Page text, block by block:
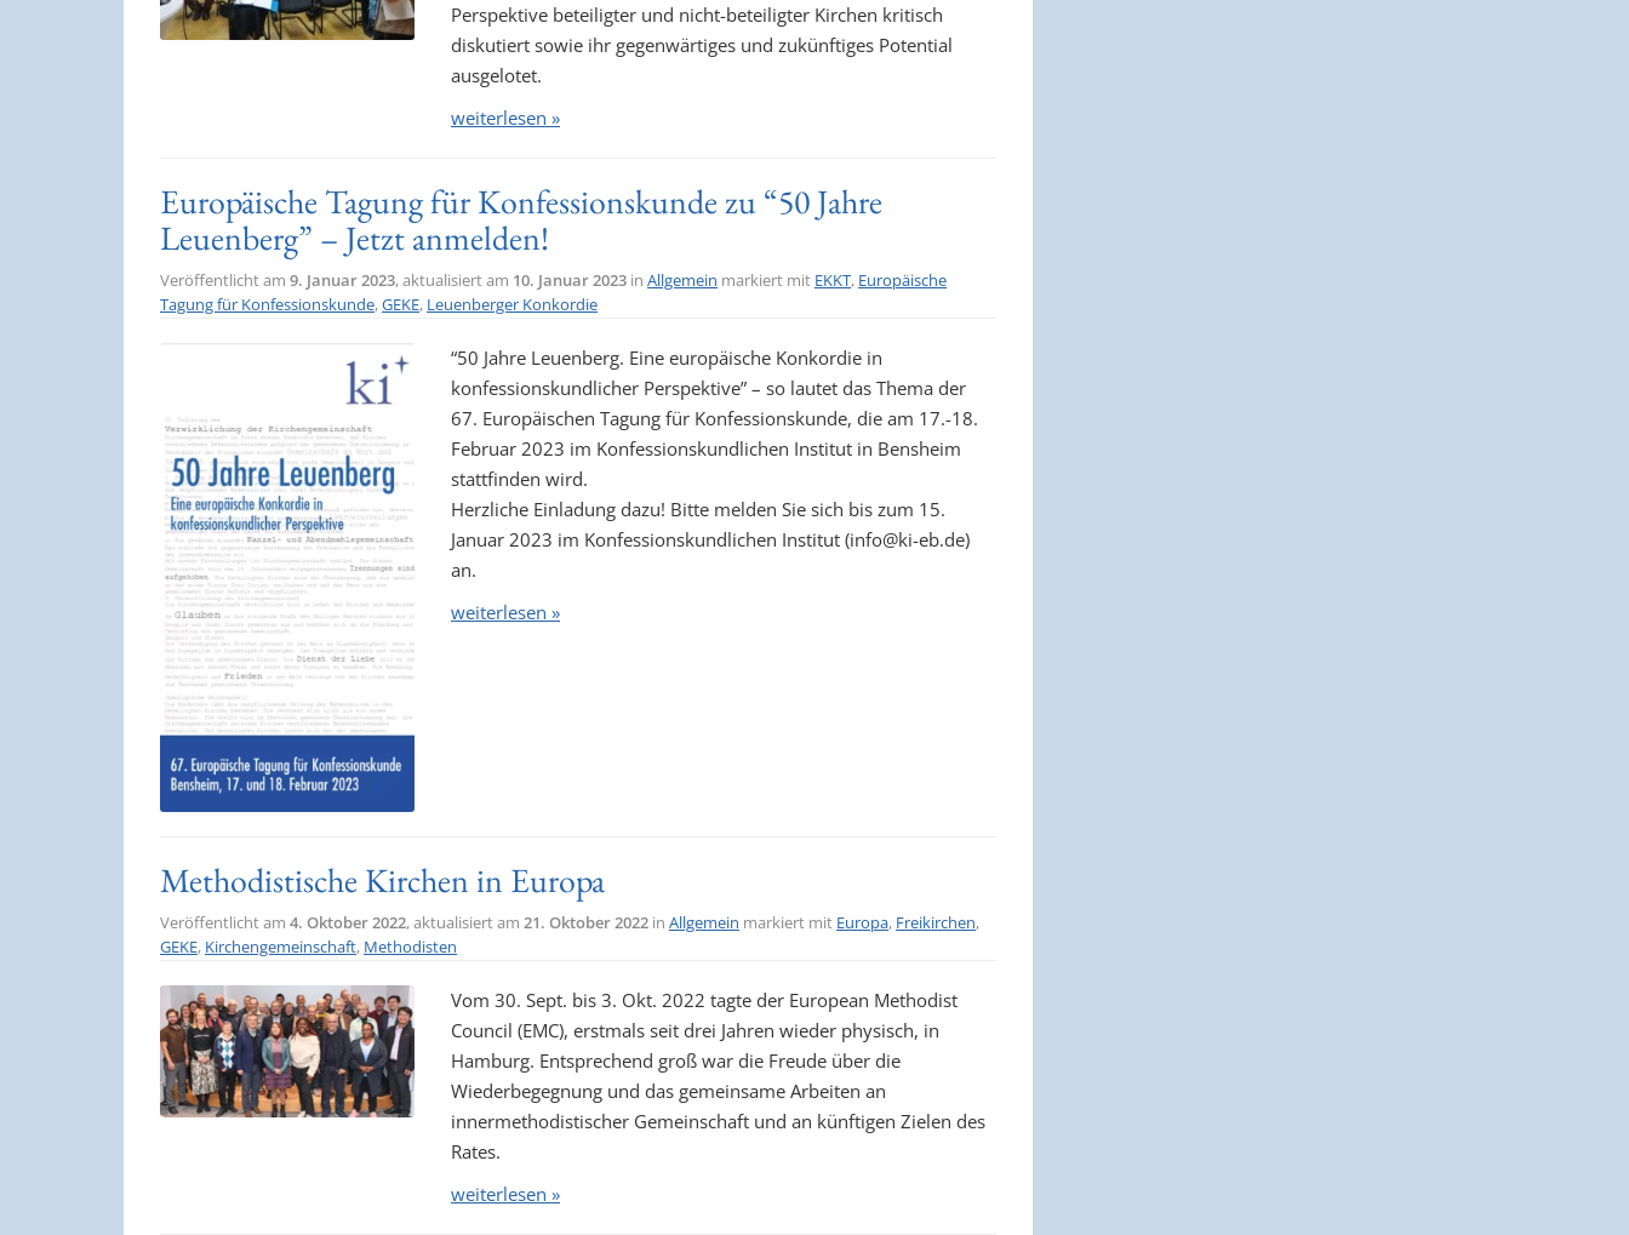
Perspektive beteiligter und nicht-beteiligter Kirchen kritisch
diskutiert sowie ihr gegenwärtiges und zukünftiges Potential
ausgelotet.
weiterlesen »
Europäische Tagung für Konfessionskunde zu “50 Jahre
Leuenberg” – Jetzt anmelden!
Veröffentlicht am 9. Januar 2023, aktualisiert am 10. Januar 2023 in Allgemein markiert mit EKKT, Europäische
Tagung für Konfessionskunde,GEKE, Leuenberger Konkordie
“50 Jahre Leuenberg. Eine europäische Konkordie in
konfessionskundlicher Perspektive” – so lautet das Thema der
67. Europäischen Tagung für Konfessionskunde, die am 17.-18.
Februar 2023 im Konfessionskundlichen Institut in Bensheim
stattfinden wird.
Herzliche Einladung dazu! Bitte melden Sie sich bis zum 15.
Januar 2023 im Konfessionskundlichen Institut (info@ki-eb.de)
an.
weiterlesen »
Methodistische Kirchen in Europa
Veröffentlicht am 4. Oktober 2022, aktualisiert am 21. Oktober 2022 in Allgemein markiert mit Europa, Freikirchen,
GEKE, Kirchengemeinschaft, Methodisten
Vom 30. Sept. bis 3. Okt. 2022 tagte der European Methodist
Council (EMC), erstmals seit drei Jahren wieder physisch, in
Hamburg. Entsprechend groß war die Freude über die
Wiederbegegnung und das gemeinsame Arbeiten an
innermethodistischer Gemeinschaft und an künftigen Zielen des
Rates.
weiterlesen »